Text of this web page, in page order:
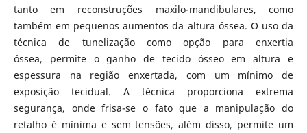
tanto em reconstruções maxilo-mandibulares, como
também em pequenos aumentos da altura óssea. O uso da
técnica de tunelização como opção para enxertia
óssea, permite o ganho de tecido ósseo em altura e
espessura na região enxertada, com um mínimo de
exposição tecidual. A técnica proporciona extrema
segurança, onde frisa-se o fato que a manipulação do
retalho é mínima e sem tensões, além disso, permite um